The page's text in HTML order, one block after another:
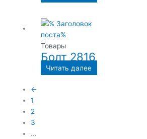
Товары
Болт 2816
Читать далее
←
1
2
3
…